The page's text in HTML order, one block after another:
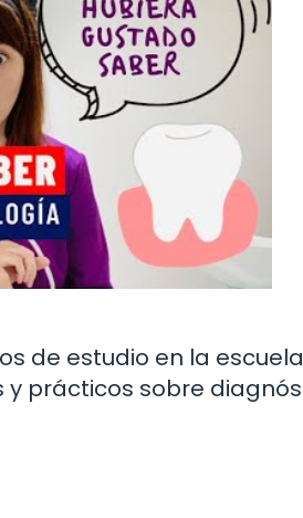
de estudio en la
prácticos sobre